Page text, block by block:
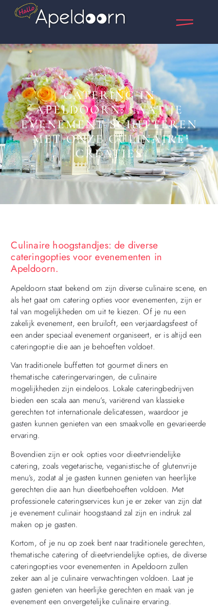
CATERING IN
APELDOORN: LAAT JE
EVENEMENT SCHITTEREN
MET ONZE CULINAIRE
CREATIES
Culinaire hoogstandjes: de diverse
cateringopties voor evenementen in
Apeldoorn.
Apeldoorn staat bekend om zijn diverse culinaire scene, en
als het gaat om catering opties voor evenementen, zijn er
tal van mogelijkheden om uit te kiezen. Of je nu een
zakelijk evenement, een bruiloft, een verjaardagsfeest of
een ander speciaal evenement organiseert, er is altijd een
cateringoptie die aan je behoeften voldoet.
Van traditionele buffetten tot gourmet diners en
thematische cateringervaringen, de culinaire
mogelijkheden zijn eindeloos. Lokale cateringbedrijven
bieden een scala aan menu’s, variërend van klassieke
gerechten tot internationale delicatessen, waardoor je
gasten kunnen genieten van een smaakvolle en gevarieerde
ervaring.
Bovendien zijn er ook opties voor dieetvriendelijke
catering, zoals vegetarische, veganistische of glutenvrije
menu’s, zodat al je gasten kunnen genieten van heerlijke
gerechten die aan hun dieetbehoeften voldoen. Met
professionele cateringservices kun je er zeker van zijn dat
je evenement culinair hoogstaand zal zijn en indruk zal
maken op je gasten.
Kortom, of je nu op zoek bent naar traditionele gerechten,
thematische catering of dieetvriendelijke opties, de diverse
cateringopties voor evenementen in Apeldoorn zullen
zeker aan al je culinaire verwachtingen voldoen. Laat je
gasten genieten van heerlijke gerechten en maak van je
evenement een onvergetelijke culinaire ervaring.